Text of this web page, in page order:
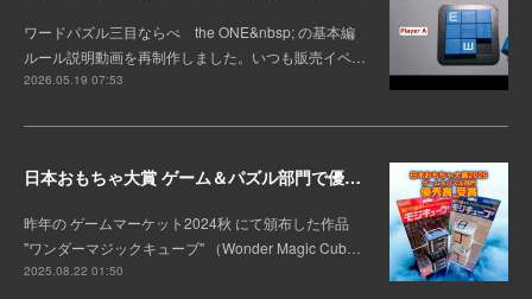
ワードパズル三目ならべ the ONE&nbsp; の基本編
ルール説明動画を再制作しました。いつも販売イベ…
2026.05.19 07:53
日本おもちゃ大賞 ゲーム＆パズル部門で優秀賞を受賞！
昨年の ゲームマーケット2024秋 にて頒布した作品
"ワンダーマジックキューブ" （Wonder Magic Cub…
2025.08.22 01:50